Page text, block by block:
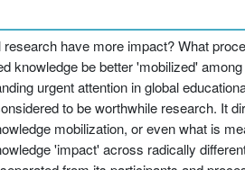
have more impact? What
knowledge be better 'mobilized'
urgent attention in global
to be worthwhile research. It
mobilization, or even what is
'impact' across radically